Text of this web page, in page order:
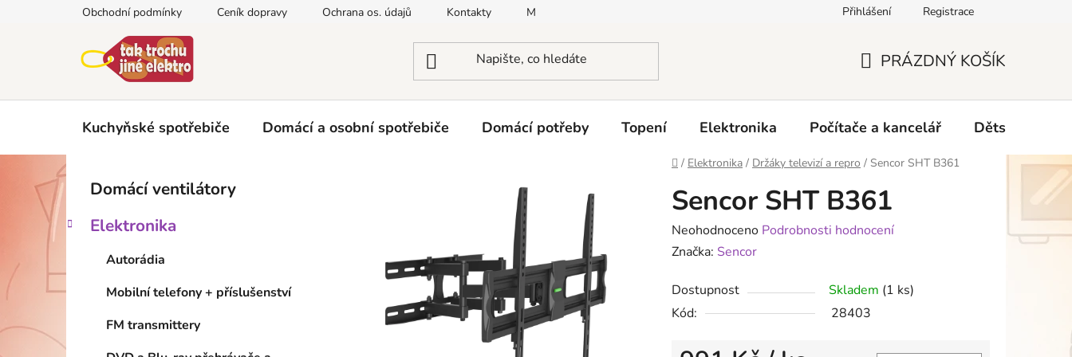
Obchodní podmínky Ceník dopravy Ochrana os. údajů Kontakty Moje objednávka Přihlášení Registrace
KOŠÍK
PRÁZDNÝ KOŠÍK
Kuchyňské spotřebiče Domácí a osobní spotřebiče Domácí potřeby Topení Elektronika Počítače a kancelář Dětské zboží
Domů
/ Elektronika / Držáky televizí a repro / Sencor SHT B361
P
s
a
í
Přeskočit
kategorie
K
e
Domácí ventilátory
Elektronika
Autorádia
Mobilní telefony + příslušenství
FM transmittery
Sencor SHT B361
Průměrné
hodnocení
je
0,0
Neohodnoceno Podrobnosti hodnocení
Značka: Sencor
Dostupnost Skladem (1 ks)
Kód:
28403